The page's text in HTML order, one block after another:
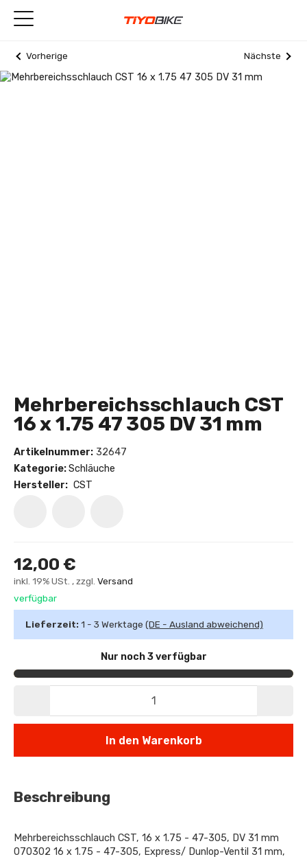
Vorherige Nächste
Mehrbereichsschlauch CST
16 x 1.75 47 305 DV 31 mm
Artikelnummer: 32647
Kategorie:Schläuche
Hersteller: CST
12,00 €
inkl. 19% USt. , zzgl. Versand
verfügbar
Lieferzeit: 1 - 3 Werktage (DE - Ausland abweichend)
Nur noch 3 verfügbar
In den Warenkorb
Beschreibung
Mehrbereichsschlauch CST, 16 x 1.75 - 47-305, DV 31 mm
070302 16 x 1.75 - 47-305, Express/ Dunlop-Ventil 31 mm,